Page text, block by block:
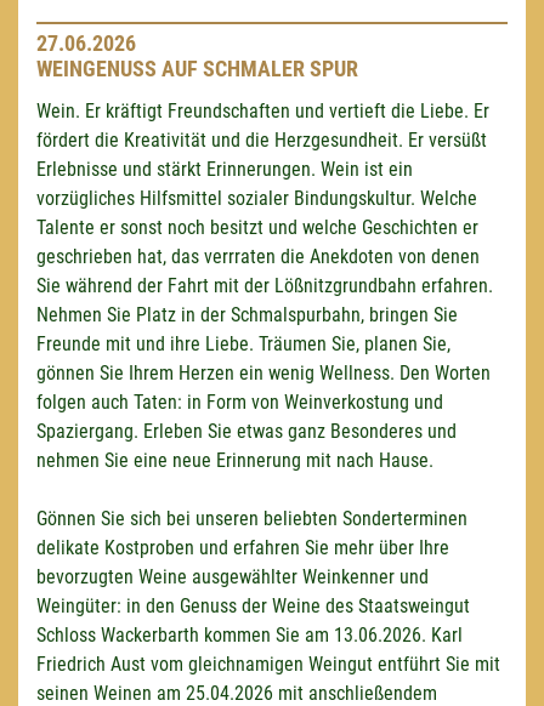
27.06.2026
WEINGENUSS AUF SCHMALER SPUR
Wein. Er kräftigt Freundschaften und vertieft die Liebe. Er
fördert die Kreativität und die Herzgesundheit. Er versüßt
Erlebnisse und stärkt Erinnerungen. Wein ist ein
vorzügliches Hilfsmittel sozialer Bindungskultur. Welche
Talente er sonst noch besitzt und welche Geschichten er
geschrieben hat, das verrraten die Anekdoten von denen
Sie während der Fahrt mit der Lößnitzgrundbahn erfahren.
Nehmen Sie Platz in der Schmalspurbahn, bringen Sie
Freunde mit und ihre Liebe. Träumen Sie, planen Sie,
gönnen Sie Ihrem Herzen ein wenig Wellness. Den Worten
folgen auch Taten: in Form von Weinverkostung und
Spaziergang. Erleben Sie etwas ganz Besonderes und
nehmen Sie eine neue Erinnerung mit nach Hause.
Gönnen Sie sich bei unseren beliebten Sonderterminen
delikate Kostproben und erfahren Sie mehr über Ihre
bevorzugten Weine ausgewählter Weinkenner und
Weingüter: in den Genuss der Weine des Staatsweingut
Schloss Wackerbarth kommen Sie am 13.06.2026. Karl
Friedrich Aust vom gleichnamigen Weingut entführt Sie mit
seinen Weinen am 25.04.2026 mit anschließendem